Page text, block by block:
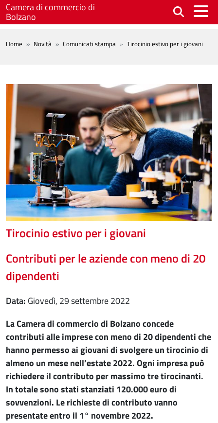
Salta al contenuto principale
Camera di commercio di
Bolzano
BREADCRUMB
Home Novità Comunicati stampa Tirocinio estivo per i giovani
Tirocinio estivo per i giovani
Contributi per le aziende con meno di 20
dipendenti
Data
giovedì, 29 settembre 2022
La Camera di commercio di Bolzano concede
contributi alle imprese con meno di 20 dipendenti che
hanno permesso ai giovani di svolgere un tirocinio di
almeno un mese nell’estate 2022. Ogni impresa può
richiedere il contributo per massimo tre tirocinanti.
In totale sono stati stanziati 120.000 euro di
sovvenzioni. Le richieste di contributo vanno
presentate entro il 1° novembre 2022.